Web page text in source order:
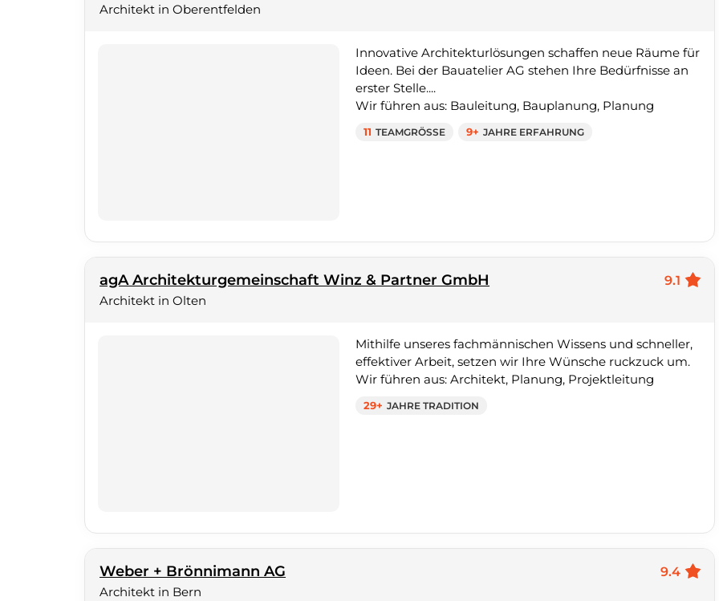
Architekt in Oberentfelden
Innovative Architekturlösungen schaffen neue Räume für
Ideen. Bei der Bauatelier AG stehen Ihre Bedürfnisse an
erster Stelle....
Wir führen aus: Bauleitung, Bauplanung, Planung
11 TEAMGRÖSSE 9+ JAHRE ERFAHRUNG
agA Architekturgemeinschaft Winz & Partner GmbH
9.1
Architekt in Olten
Mithilfe unseres fachmännischen Wissens und schneller,
effektiver Arbeit, setzen wir Ihre Wünsche ruckzuck um.
Wir führen aus: Architekt, Planung, Projektleitung
29+ JAHRE TRADITION
Weber + Brönnimann AG
9.4
Architekt in Bern